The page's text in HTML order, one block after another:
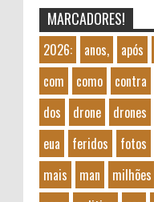
MARCADORES!
2026: anos, após
com
como contra
dos
drone drones
eua
feridos fotos
mais
man milhões